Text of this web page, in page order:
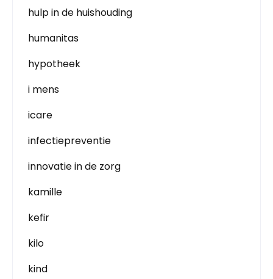
hulp in de huishouding
humanitas
hypotheek
i mens
icare
infectiepreventie
innovatie in de zorg
kamille
kefir
kilo
kind